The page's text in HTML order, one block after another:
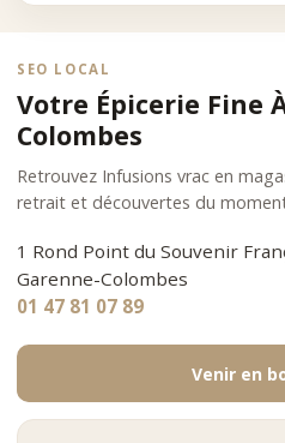
SEO LOCAL
Votre Épicerie Fine
Colombes
Retrouvez Infusions vrac en
retrait et découvertes du
1 Rond Point du Souvenir
Garenne-Colombes
01 47 81 07 89
Venir en